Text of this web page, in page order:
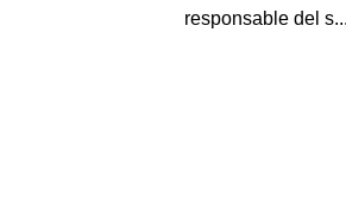
responsable del s...